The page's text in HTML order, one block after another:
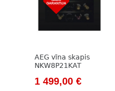
GARANTIJA
AEG vīna skapis
NKW8P21KAT
Original
1 499,00 €Current